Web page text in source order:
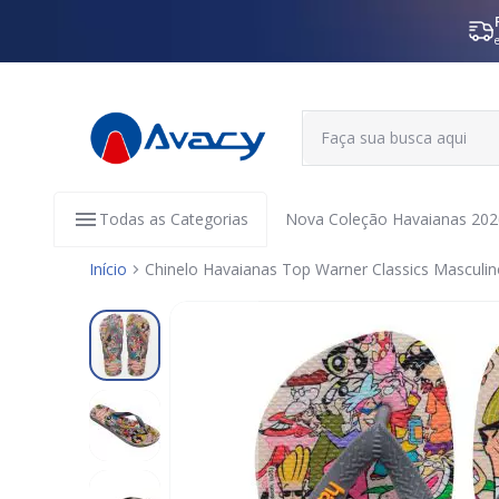
Todas as Categorias Nova Coleção Havaianas
Início
Chinelo Havaianas Top Warner Classics
Pular
para
o
final
da
Galeria